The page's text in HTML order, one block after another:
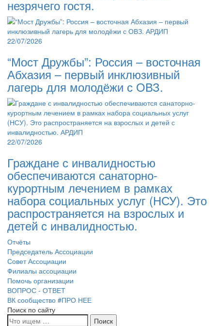
незрячего гостя.
22/07/2026
“Мост Дружбы”: Россия – восточная
Абхазия – первый инклюзивный
лагерь для молодёжи с ОВЗ.
22/07/2026
Граждане с инвалидностью
обеспечиваются санаторно-
курортным лечением в рамках
набора социальных услуг (НСУ). Это
распространяется на взрослых и
детей с инвалидностью.
Отчёты
Председатель Ассоциации
Совет Ассоциации
Филиалы ассоциации
Помочь организации
ВОПРОС - ОТВЕТ
ВК сообщество #ПРО НЕЕ
Поиск по сайту